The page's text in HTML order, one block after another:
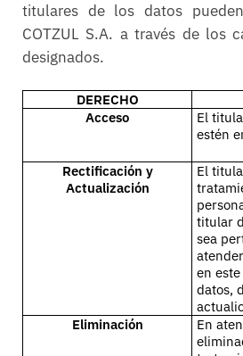
titulares de los datos
COTZUL S.A. a través de los
designados.
DERECHO
Acceso
El
estén
Rectificación y
Actualización
El
titular
sea
en
datos,
Eliminación
En